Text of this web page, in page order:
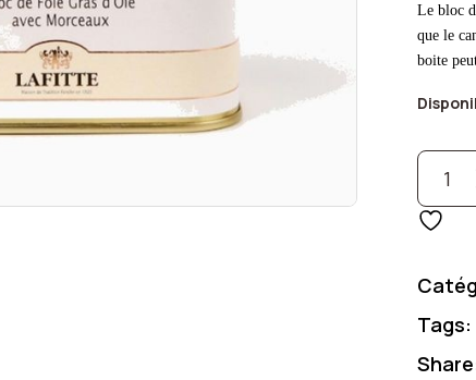
Le bloc
que le
boite
Bloc
Tags: